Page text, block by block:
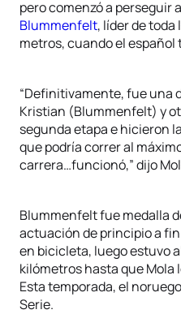
pero comenzó a perseguir
Blummenfelt, líder de
metros, cuando el español
“Definitivamente, fue una
Kristian (Blummenfelt) y
segunda etapa e hicieron
que podría correr al
carrera…funcionó,” dijo
Blummenfelt fue medalla
actuación de principio a
en bicicleta, luego estuvo
kilómetros hasta que Mola
Esta temporada, el
Serie.